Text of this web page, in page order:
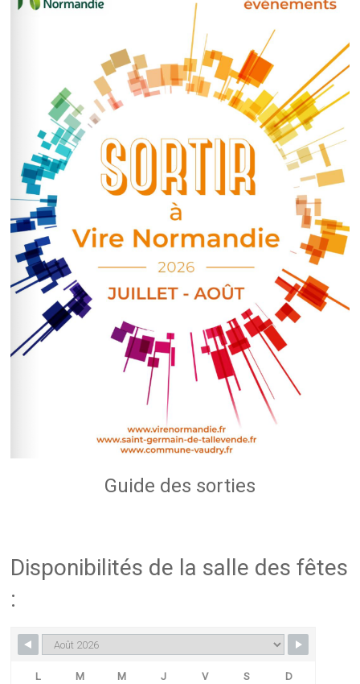
Guide des sorties
Disponibilités de la salle des fêtes
:
L M M J V S D